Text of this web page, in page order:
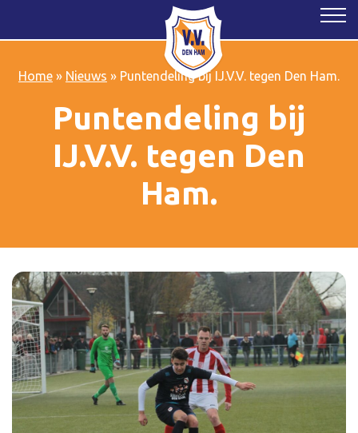
Home» Nieuws » Puntendeling bij IJ.V.V. tegen Den Ham.
Puntendeling bij
IJ.V.V. tegen Den
Ham.